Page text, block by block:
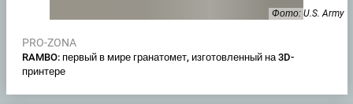
Фото: U.S. Army
PRO-ZONA
RAMBO: первый в мире гранатомет, изготовленный на 3D-
принтере